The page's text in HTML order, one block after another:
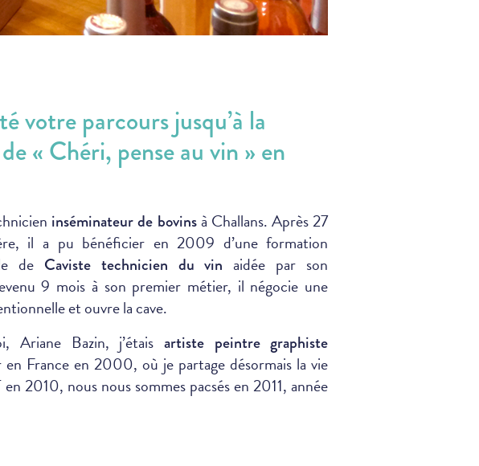
votre parcours jusqu’à la
« Chéri, pense au vin » en
inséminateur de bovinsà Challans. Après 27
il a pu bénéficier en 2009 d’une formation
de Caviste technicien du vin aidée par son
9 mois à son premier métier, il négocie une
et ouvre la cave.
Ariane Bazin, j’étais artiste peintre graphiste
en France en 2000, où je partage désormais la vie
2010, nous nous sommes pacsés en 2011, année